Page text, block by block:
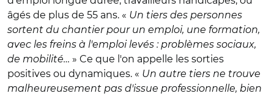
âgés de plus de 55 ans. « Un tiers des personnes
sortent du chantier pour un emploi, une formation,
avec les freins à l'emploi levés : problèmes sociaux,
de mobilité… » Ce que l'on appelle les sorties
positives ou dynamiques. « Un autre tiers ne trouve
malheureusement pas d'issue professionnelle, bien